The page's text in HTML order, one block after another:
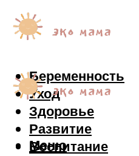
Беременность
Уход
Здоровье
Развитие
Воспитание
Меню